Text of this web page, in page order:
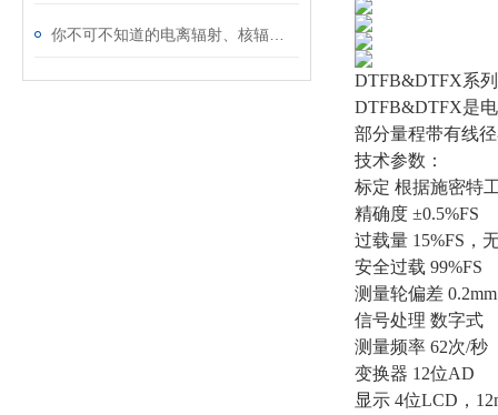
DTFB&DTFX系
DTFB&DTFX是
部分量程带有线
技术参数：
标定 根据施密特
精确度 ±0.5%FS
过载量 15%FS，
安全过载 99%FS
测量轮偏差 0.2mm
信号处理 数字式
测量频率 62次/秒
变换器 12位AD
显示 4位LCD，